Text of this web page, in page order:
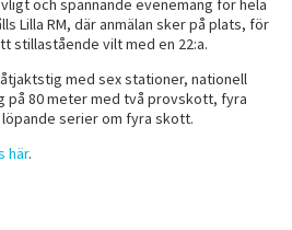
och spännande evenemang för hela
Lilla RM, där anmälan sker på plats, för
stillastående vilt med en 22:a.
med sex stationer, nationell
på 80 meter med två provskott, fyra
serier om fyra skott.
här.